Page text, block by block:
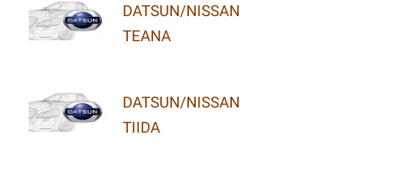
DATSUN/NISSAN
TEANA
DATSUN/NISSAN
TIIDA